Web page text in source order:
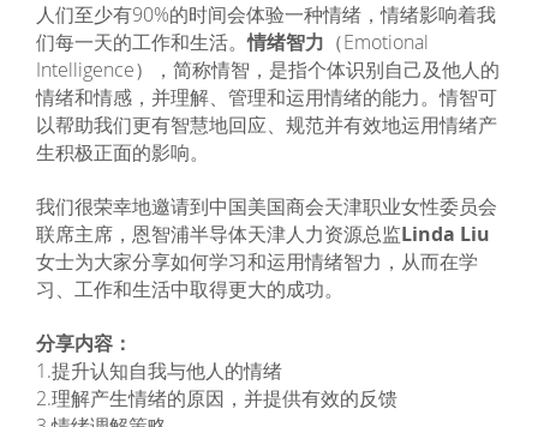
人们至少有90%的时间会体验一种情绪，情绪影响着我
们每一天的工作和生活。情绪智力 （Emotional
Intelligence），简称情智，是指个体识别自己及他人的
情绪和情感，并理解、管理和运用情绪的能力。情智可
以帮助我们更有智慧地回应、规范并有效地运用情绪产
生积极正面的影响。
我们很荣幸地邀请到中国美国商会天津职业女性委员会
联席主席，恩智浦半导体天津人力资源总监Linda Liu
女士为大家分享如何学习和运用情绪智力，从而在学
习、工作和生活中取得更大的成功。
分享内容：
1.提升认知自我与他人的情绪
2.理解产生情绪的原因，并提供有效的反馈